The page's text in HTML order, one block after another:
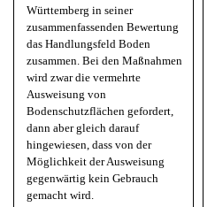
Württemberg in seiner
zusammenfassenden Bewertung
das Handlungsfeld Boden
zusammen. Bei den Maßnahmen
wird zwar die vermehrte
Ausweisung von
Bodenschutzflächen gefordert,
dann aber gleich darauf
hingewiesen, dass von der
Möglichkeit der Ausweisung
gegenwärtig kein Gebrauch
gemacht wird.